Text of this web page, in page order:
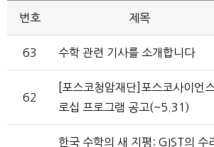
번호 제목
63 수학 관련 기사를 소개합니다
62
[포스코청암재단]포스코사이언
로십 프로그램 공고(~5.31)
한국 수학의 새 지평: GIST의 수